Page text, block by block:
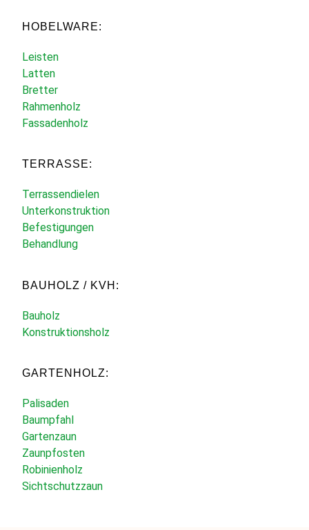
HOBELWARE:
Leisten
Latten
Bretter
Rahmenholz
Fassadenholz
TERRASSE:
Terrassendielen
Unterkonstruktion
Befestigungen
Behandlung
BAUHOLZ / KVH:
Bauholz
Konstruktionsholz
GARTENHOLZ:
Palisaden
Baumpfahl
Gartenzaun
Zaunpfosten
Robinienholz
Sichtschutzzaun